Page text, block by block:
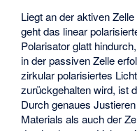
Liegt an der aktiven
geht das linear
Polarisator glatt
in der passiven Zelle
zirkular polarisiertes
zurückgehalten wird, ist
Durch genaues
Materials als auch der